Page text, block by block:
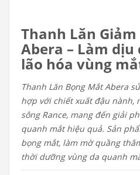
Thanh Lăn
Abera – Làm
lão hóa vùng
Thanh Lăn Bọng Mắt Abera
hợp với chiết xuất đậu nành,
sông Rance, mang đến giải
quanh mắt hiệu quả. Sản
bọng mắt, làm mờ quầng
thời dưỡng vùng da quanh